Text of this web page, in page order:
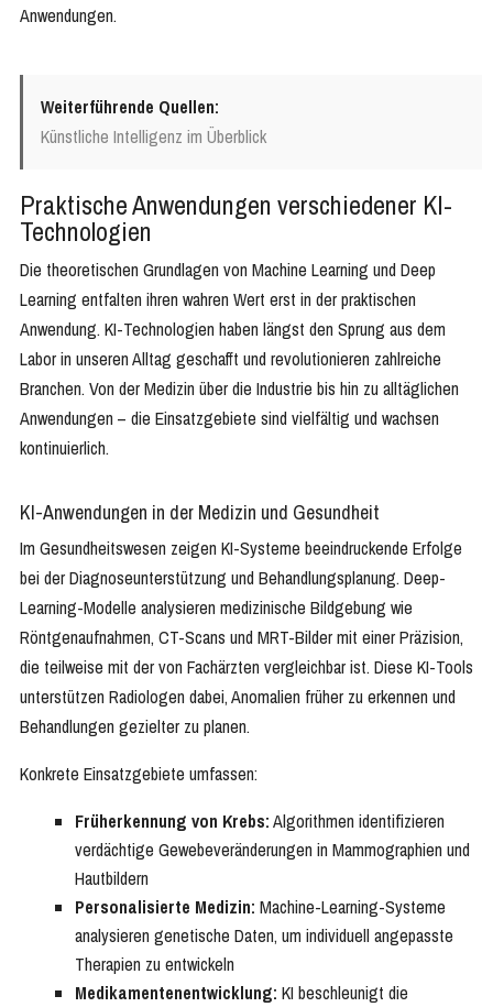
Anwendungen.
Weiterführende Quellen:
Künstliche Intelligenz im Überblick
Praktische Anwendungen verschiedener KI-
Technologien
Die theoretischen Grundlagen von Machine Learning und Deep
Learning entfalten ihren wahren Wert erst in der praktischen
Anwendung. KI-Technologien haben längst den Sprung aus dem
Labor in unseren Alltag geschafft und revolutionieren zahlreiche
Branchen. Von der Medizin über die Industrie bis hin zu alltäglichen
Anwendungen – die Einsatzgebiete sind vielfältig und wachsen
kontinuierlich.
KI-Anwendungen in der Medizin und Gesundheit
Im Gesundheitswesen zeigen KI-Systeme beeindruckende Erfolge
bei der Diagnoseunterstützung und Behandlungsplanung. Deep-
Learning-Modelle analysieren medizinische Bildgebung wie
Röntgenaufnahmen, CT-Scans und MRT-Bilder mit einer Präzision,
die teilweise mit der von Fachärzten vergleichbar ist. Diese KI-Tools
unterstützen Radiologen dabei, Anomalien früher zu erkennen und
Behandlungen gezielter zu planen.
Konkrete Einsatzgebiete umfassen:
Früherkennung von Krebs:Algorithmen identifizieren
verdächtige Gewebeveränderungen in Mammographien und
Hautbildern
Personalisierte Medizin: Machine-Learning-Systeme
analysieren genetische Daten, um individuell angepasste
Therapien zu entwickeln
Medikamentenentwicklung: KI beschleunigt die